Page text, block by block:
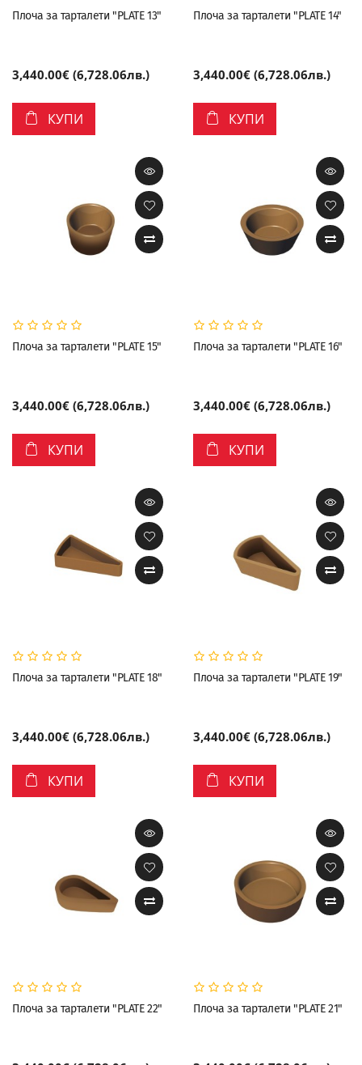
Плоча за тарталети "PLATE 13"
3,440.00€ (6,728.06лв.)
КУПИ
Плоча за тарталети "PLATE 14"
3,440.00€ (6,728.06лв.)
КУПИ
Плоча за тарталети "PLATE 15"
3,440.00€ (6,728.06лв.)
КУПИ
Плоча за тарталети "PLATE 16"
3,440.00€ (6,728.06лв.)
КУПИ
Плоча за тарталети "PLATE 18"
3,440.00€ (6,728.06лв.)
КУПИ
Плоча за тарталети "PLATE 19"
3,440.00€ (6,728.06лв.)
КУПИ
Плоча за тарталети "PLATE 22" Плоча за тарталети "PLATE 21"